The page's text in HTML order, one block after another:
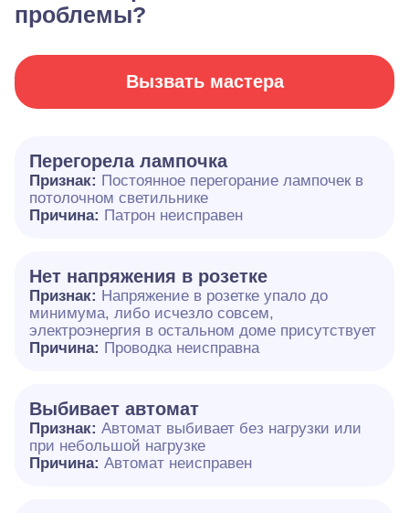
проблемы?
Вызвать мастера
Перегорела лампочка
Признак: Постоянное перегорание лампочек в
потолочном светильнике
Причина: Патрон неисправен
Нет напряжения в розетке
Признак: Напряжение в розетке упало до
минимума, либо исчезло совсем,
электроэнергия в остальном доме присутствует
Причина: Проводка неисправна
Выбивает автомат
Признак: Автомат выбивает без нагрузки или
при небольшой нагрузке
Причина: Автомат неисправен